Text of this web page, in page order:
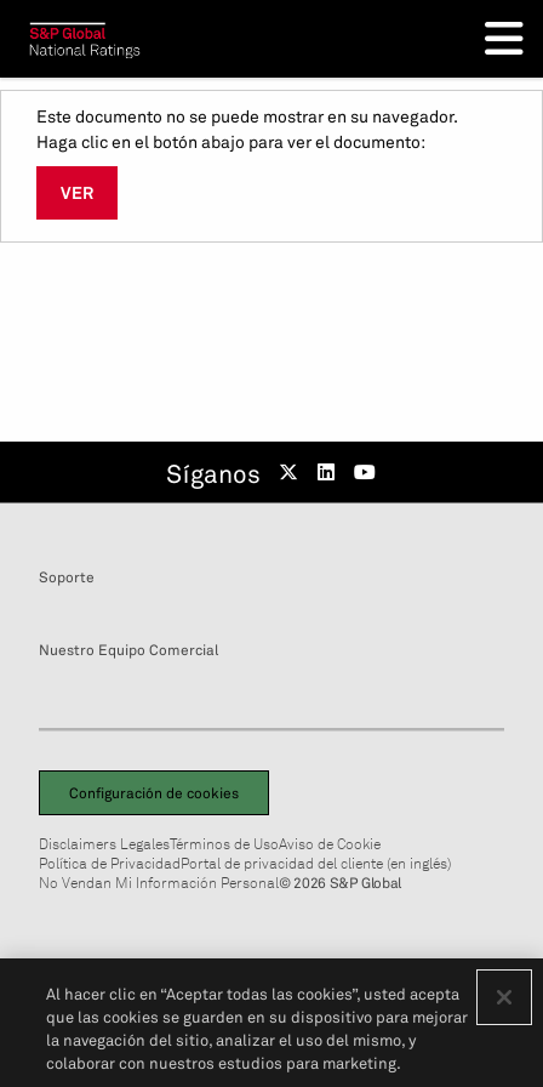
Este documento no se puede mostrar en su navegador.
Haga clic en el botón abajo para ver el documento:
VER
Síganos
Soporte
Nuestro Equipo Comercial
Configuración de cookies
Disclaimers LegalesTérminos de UsoAviso de Cookie
Política de PrivacidadPortal de privacidad del cliente (en inglés)
No Vendan Mi Información Personal© 2026 S&P Global
Al hacer clic en “Aceptar todas las cookies”, usted acepta
que las cookies se guarden en su dispositivo para mejorar
la navegación del sitio, analizar el uso del mismo, y
colaborar con nuestros estudios para marketing.